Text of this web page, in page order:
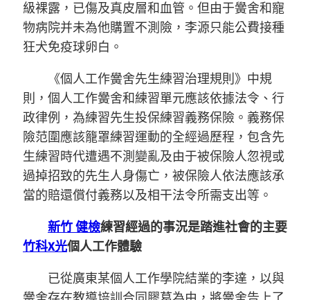
級裸露，已傷及真皮層和血管。但由于黌舍和寵
物病院并未為他購置不測險，李源只能公費接種
狂犬免疫球卵白。
《個人工作黌舍先生練習治理規則》中規
則，個人工作黌舍和練習單元應該依據法令、行
政律例，為練習先生投保練習義務保險。義務保
險范圍應該籠罩練習運動的全經過歷程，包含先
生練習時代遭遇不測變亂及由于被保險人忽視或
過掉招致的先生人身傷亡，被保險人依法應該承
當的賠還償付義務以及相干法令所需支出等。
新竹 健檢練習經過的事況是踏進社會的主要
竹科X光個人工作體驗
已從廣東某個人工作學院結業的李達，以與